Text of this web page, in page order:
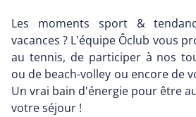
Les moments sport &
vacances ? L'équipe Ôclub vous
au tennis, de participer à nos
ou de beach-volley ou encore de
Un vrai bain d'énergie pour être
votre séjour !